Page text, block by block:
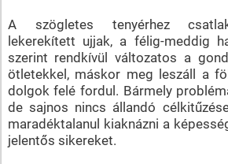
A szögletes tenyérhez
lekerekített ujjak, a félig-meddig
szerint rendkívül változatos a
ötletekkel, máskor meg leszáll a
dolgok felé fordul. Bármely
de sajnos nincs állandó
maradéktalanul kiaknázni a
jelentős sikereket.